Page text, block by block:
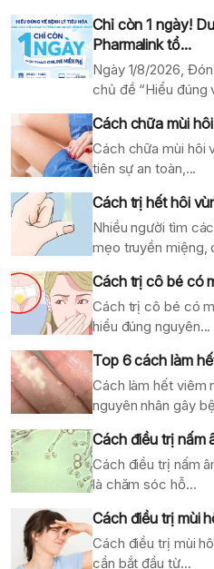
Chỉ còn 1 ngày!
Pharmalink tổ...
Ngày 1/8/2026,
chủ đề “Hiểu đúng
Cách chữa mùi
Cách chữa mùi hôi
tiên sự an toàn,...
Cách trị hết hôi
Nhiều người tìm
mẹo truyền miệng,
Cách trị cô bé có
Cách trị cô bé có
hiểu đúng nguyên...
Top 6 cách làm
Cách làm hết viêm
nguyên nhân gây
Cách điều trị nấm
Cách điều trị nấm
là chăm sóc hỗ...
Cách điều trị mùi
Cách điều trị mùi
cần bắt đầu từ...